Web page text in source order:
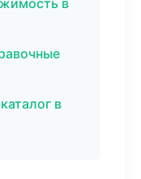
в
в